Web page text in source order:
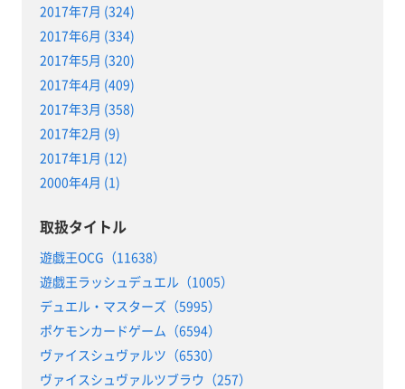
2017年7月 (324)
2017年6月 (334)
2017年5月 (320)
2017年4月 (409)
2017年3月 (358)
2017年2月 (9)
2017年1月 (12)
2000年4月 (1)
取扱タイトル
遊戯王OCG（11638）
遊戯王ラッシュデュエル（1005）
デュエル・マスターズ（5995）
ポケモンカードゲーム（6594）
ヴァイスシュヴァルツ（6530）
ヴァイスシュヴァルツブラウ（257）